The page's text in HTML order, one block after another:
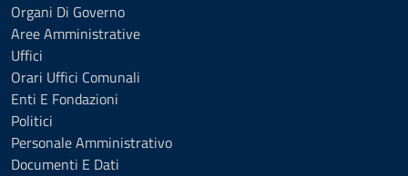
Organi Di Governo
Aree Amministrative
Uffici
Orari Uffici Comunali
Enti E Fondazioni
Politici
Personale Amministrativo
Documenti E Dati